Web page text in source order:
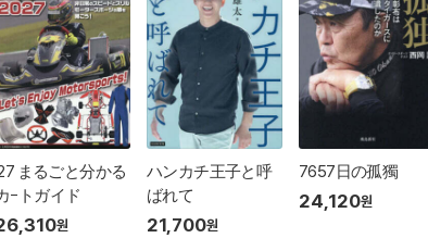
まるごと分かる
-トガイド
원
ハンカチ王子と呼
ばれて
21,700원
7657日の孤獨
24,120원